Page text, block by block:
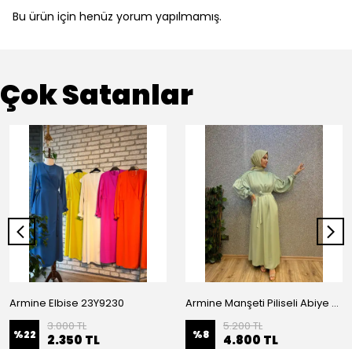
Bu ürün için henüz yorum yapılmamış.
Çok Satanlar
Armine Elbise 23Y9230
%22
3.000 TL
2.350 TL
Armine Manşeti Piliseli Abiye Elbise 23Y9617
%8
5.200 TL
4.800 TL